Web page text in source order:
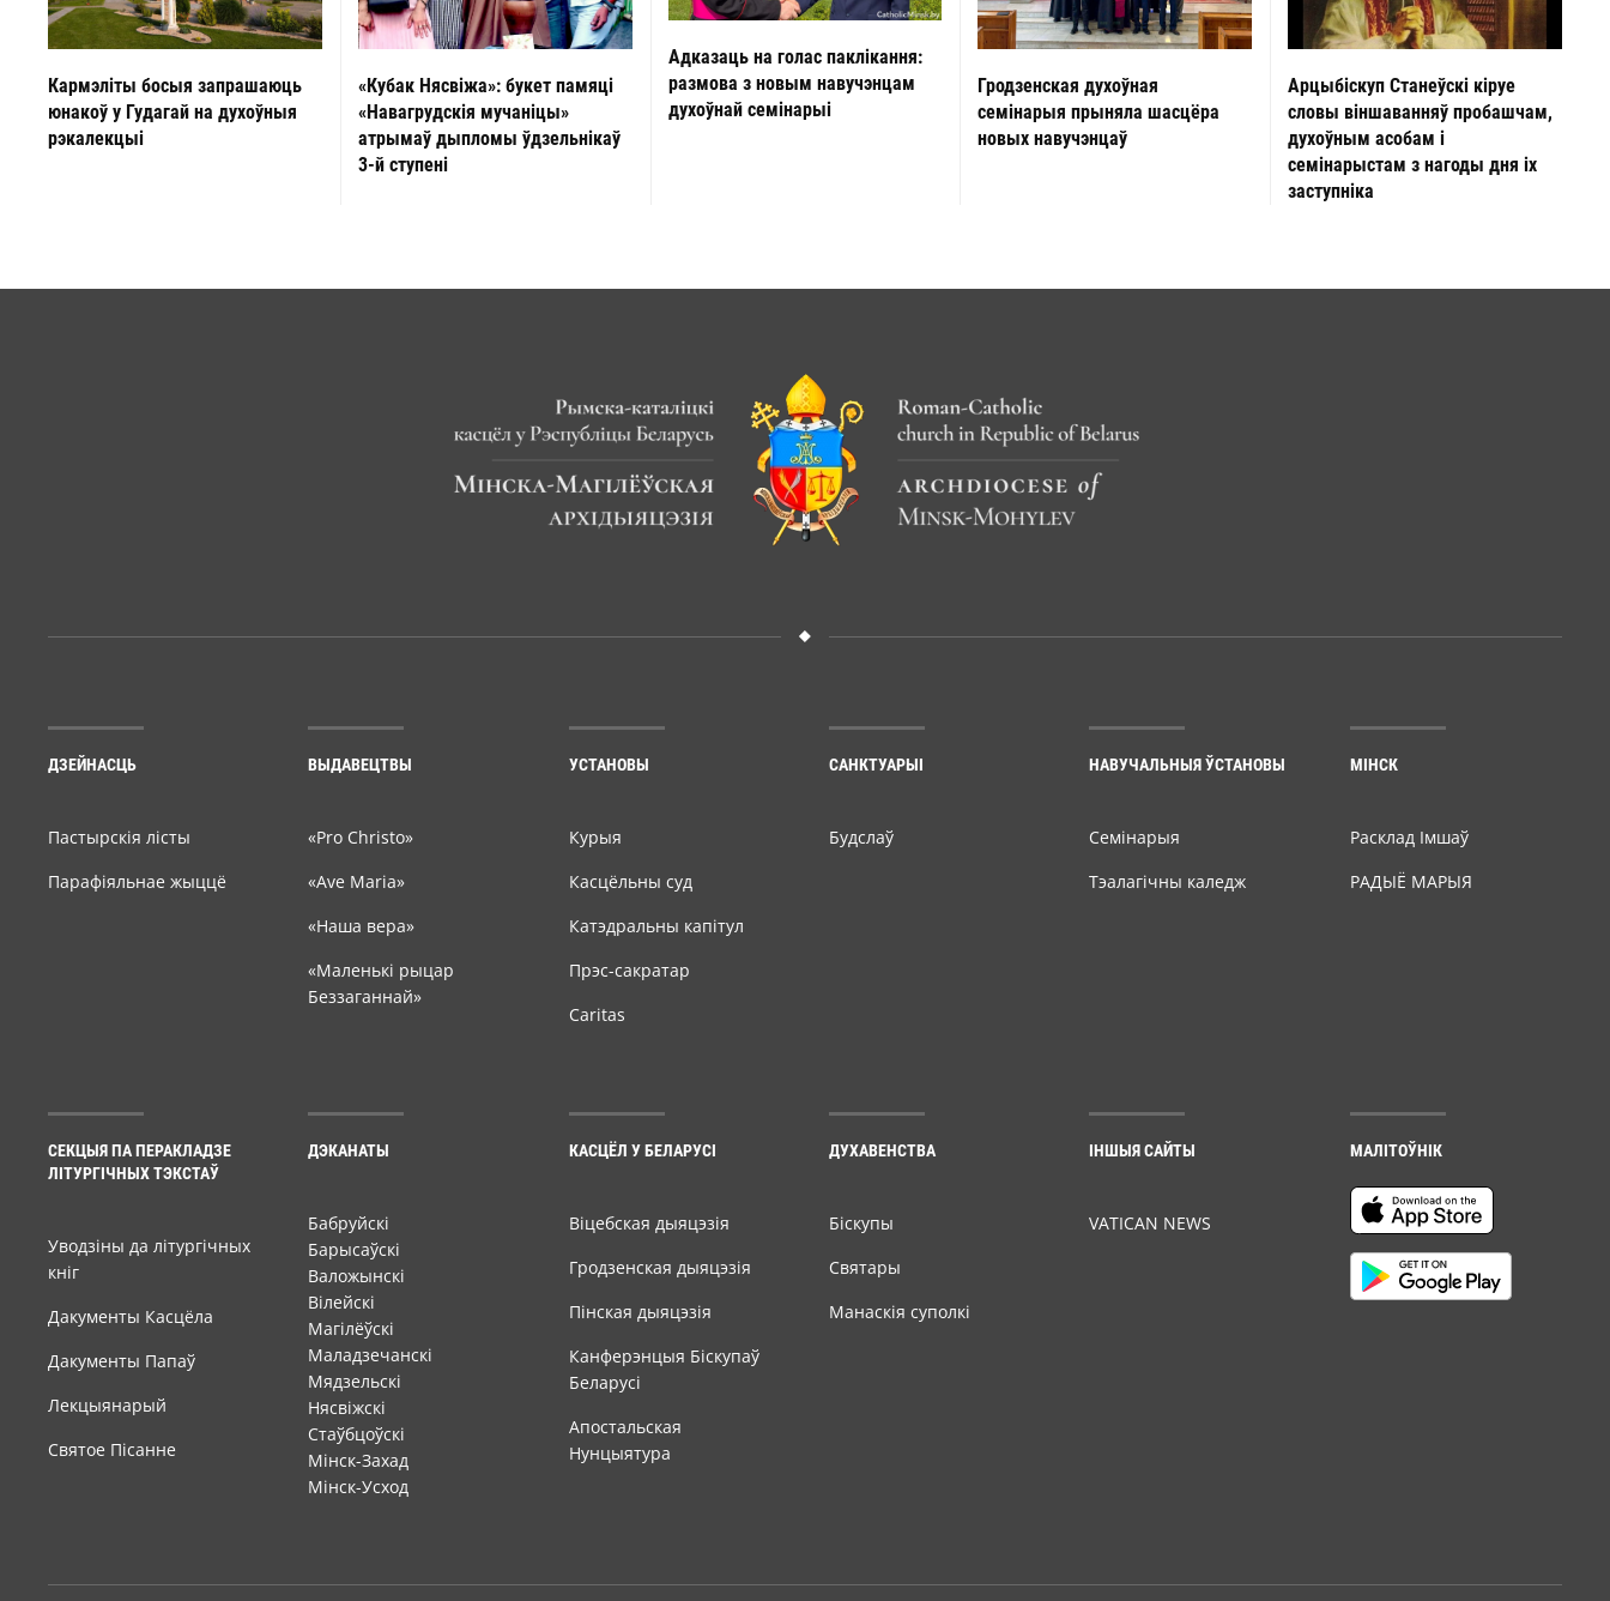
Кармэліты босыя запрашаюць
юнакоў у Гудагай на духоўныя
рэкалекцыі
«Кубак Нясвіжа»: букет памяці
«Навагрудскія мучаніцы»
атрымаў дыпломы ўдзельнікаў
3-й ступені
Адказаць на голас паклікання:
размова з новым навучэнцам
духоўнай семінарыі
Гродзенская духоўная
семінарыя прыняла шасцёра
новых навучэнцаў
Арцыбіскуп Станеўскі кіруе
словы віншаванняў пробашчам,
духоўным асобам і
семінарыстам з нагоды дня іх
заступніка
ДЗЕЙНАСЦЬ
Пастырскія лісты
Парафіяльнае жыццё
ВЫДАВЕЦТВЫ
«Pro Christo»
«Ave Maria»
«Наша вера»
«Маленькі рыцар
Беззаганнай»
УСТАНОВЫ
Курыя
Касцёльны суд
Катэдральны капітул
Прэс-сакратар
Caritas
САНКТУАРЫІ
Будслаў
НАВУЧАЛЬНЫЯ ЎСТАНОВЫ
Семiнарыя
Тэалагічны каледж
МІНСК
Расклад Імшаў
РАДЫЁ МАРЫЯ
СЕКЦЫЯ ПА ПЕРАКЛАДЗЕ
ЛІТУРГІЧНЫХ ТЭКСТАЎ
Уводзіны да літургічных
кніг
Дакументы Касцёла
Дакументы Папаў
Лекцыянарый
Святое Пісанне
ДЭКАНАТЫ
Бабруйскі
Барысаўскі
Валожынскі
Вілейскі
Магілёўскі
Маладзечанскі
Мядзельскі
Нясвіжскі
Стаўбцоўскі
Мінск-Захад
Мінск-Усход
КАСЦЁЛ У БЕЛАРУСІ
Віцебская дыяцэзія
Гродзенская дыяцэзія
Пінская дыяцэзія
Канферэнцыя Біскупаў
Беларусі
Апостальская
Нунцыятура
ДУХАВЕНСТВА
Біскупы
Святары
Манаскія суполкі
ІНШЫЯ САЙТЫ
VATICAN NEWS
МАЛІТОЎНІК